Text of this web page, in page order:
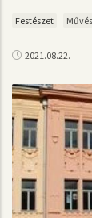
Festészet
2021.08.22.